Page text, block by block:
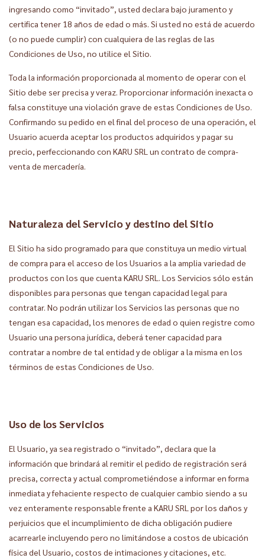
ingresando como “invitado”, usted declara bajo juramento y
certifica tener 18 años de edad o más. Si usted no está de acuerdo
(o no puede cumplir) con cualquiera de las reglas de las
Condiciones de Uso, no utilice el Sitio.
Toda la información proporcionada al momento de operar con el
Sitio debe ser precisa y veraz. Proporcionar información inexacta o
falsa constituye una violación grave de estas Condiciones de Uso.
Confirmando su pedido en el final del proceso de una operación, el
Usuario acuerda aceptar los productos adquiridos y pagar su
precio, perfeccionando con KARU SRL un contrato de compra-
venta de mercadería.
Naturaleza del Servicio y destino del Sitio
El Sitio ha sido programado para que constituya un medio virtual
de compra para el acceso de los Usuarios a la amplia variedad de
productos con los que cuenta KARU SRL. Los Servicios sólo están
disponibles para personas que tengan capacidad legal para
contratar. No podrán utilizar los Servicios las personas que no
tengan esa capacidad, los menores de edad o quien registre como
Usuario una persona jurídica, deberá tener capacidad para
contratar a nombre de tal entidad y de obligar a la misma en los
términos de estas Condiciones de Uso.
Uso de los Servicios
El Usuario, ya sea registrado o “invitado”, declara que la
información que brindará al remitir el pedido de registración será
precisa, correcta y actual comprometiéndose a informar en forma
inmediata y fehaciente respecto de cualquier cambio siendo a su
vez enteramente responsable frente a KARU SRL por los daños y
perjuicios que el incumplimiento de dicha obligación pudiere
acarrearle incluyendo pero no limitándose a costos de ubicación
física del Usuario, costos de intimaciones y citaciones, etc.